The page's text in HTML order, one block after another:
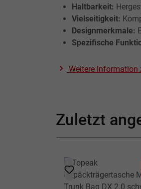
Haltbarkeit:
Vielseitigkeit:
Designmerkmale:
Spezifische
Weitere Information
Zuletzt